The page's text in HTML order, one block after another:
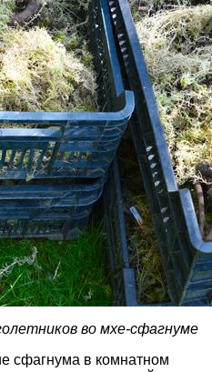
во мхе-сфагнуме
сфагнума в комнатном